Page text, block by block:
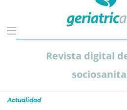
Revista digital
Actualidad